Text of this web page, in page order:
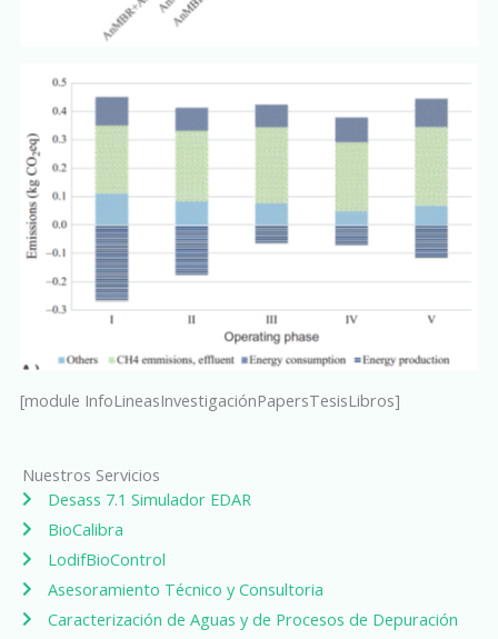
[module InfoLineasInvestigaciónPapersTesisLibros]
Nuestros Servicios
Desass 7.1 Simulador EDAR
BioCalibra
LodifBioControl
Asesoramiento Técnico y Consultoria
Caracterización de Aguas y de Procesos de Depuración